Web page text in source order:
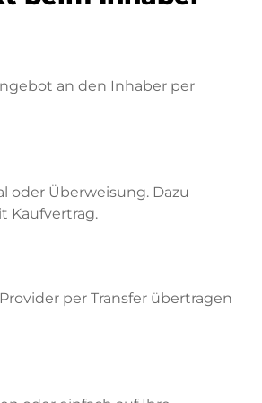
an den Inhaber per
oder Überweisung. Dazu
Kaufvertrag.
per Transfer übertragen